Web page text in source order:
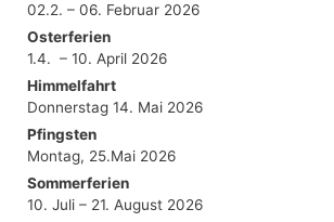
02.2. – 06. Februar 2026
Osterferien
1.4. – 10. April 2026
Himmelfahrt
Donnerstag 14. Mai 2026
Pfingsten
Montag, 25.Mai 2026
Sommerferien
10. Juli – 21. August 2026